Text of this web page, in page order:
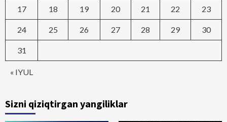
« IYUL
17 18 19 20 21 22 23
24 25 26 27 28 29 30
31
Sizni qiziqtirgan yangiliklar